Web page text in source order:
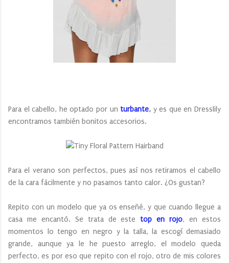
Para el cabello, he optado por un turbante, y es que en Dresslily
encontramos también bonitos accesorios.
Para el verano son perfectos, pues así nos retiramos el cabello
de la cara fácilmente y no pasamos tanto calor. ¿Os gustan?
Repito con un modelo que ya os enseñé, y que cuando llegue a
casa me encantó. Se trata de este
top en rojo, en estos
momentos lo tengo en negro y la talla, la escogí demasiado
grande, aunque ya le he puesto arreglo, el modelo queda
perfecto, es por eso que repito con el rojo, otro de mis colores